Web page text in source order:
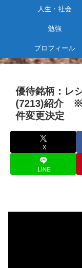
人生・社会
勉強
プロフィール
優待銘柄：レ
(7213)紹介
件変更決定
X
LINE